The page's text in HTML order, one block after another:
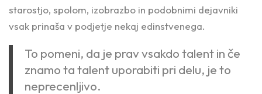
starostjo, spolom, izobrazbo in podobnimi dejavniki
vsak prinaša v podjetje nekaj edinstvenega.
To pomeni, da je prav vsakdo talent in če
znamo ta talent uporabiti pri delu, je to
neprecenljivo.